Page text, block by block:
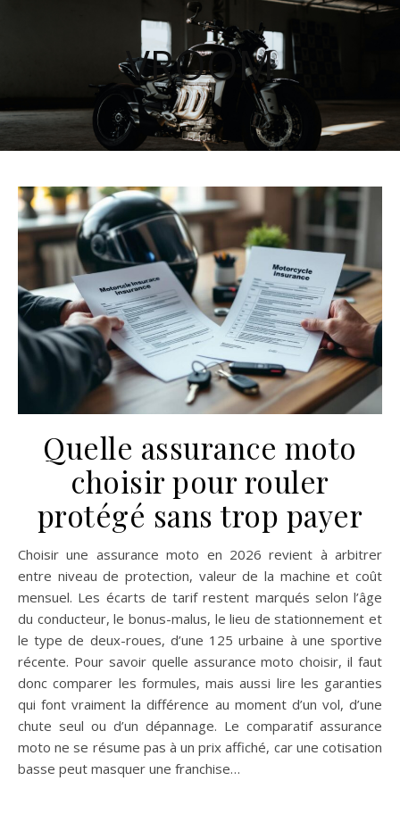
VROOM
Quelle assurance moto
choisir pour rouler
protégé sans trop payer
Choisir une assurance moto en 2026 revient à arbitrer
entre niveau de protection, valeur de la machine et coût
mensuel. Les écarts de tarif restent marqués selon l’âge
du conducteur, le bonus-malus, le lieu de stationnement et
le type de deux-roues, d’une 125 urbaine à une sportive
récente. Pour savoir quelle assurance moto choisir, il faut
donc comparer les formules, mais aussi lire les garanties
qui font vraiment la différence au moment d’un vol, d’une
chute seul ou d’un dépannage. Le comparatif assurance
moto ne se résume pas à un prix affiché, car une cotisation
basse peut masquer une franchise…